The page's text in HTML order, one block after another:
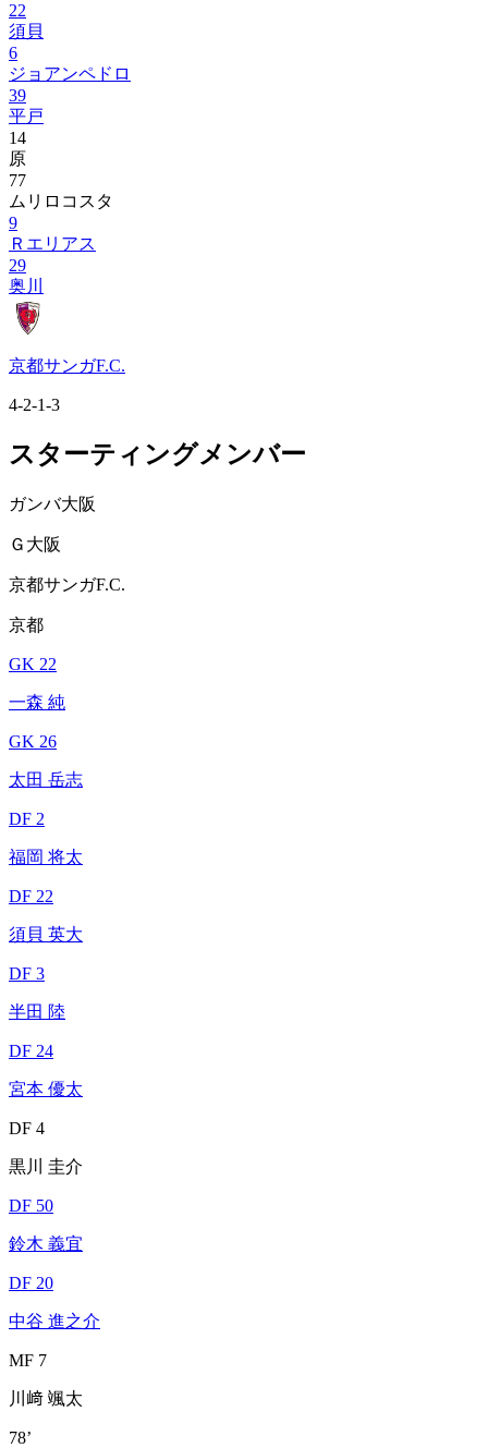
22
須貝
6
ジョアンペドロ
39
平戸
14
原
77
ムリロコスタ
9
Ｒエリアス
29
奥川
京都サンガF.C.
4-2-1-3
スターティングメンバー
ガンバ大阪
Ｇ大阪
京都サンガF.C.
京都
GK 22
一森 純
GK 26
太田 岳志
DF 2
福岡 将太
DF 22
須貝 英大
DF 3
半田 陸
DF 24
宮本 優太
DF 4
黒川 圭介
DF 50
鈴木 義宜
DF 20
中谷 進之介
MF 7
川﨑 颯太
78’